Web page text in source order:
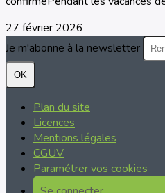
27 février 2026
Je m'abonne à la newsletter
OK
Plan du site
Licences
Mentions légales
CGUV
Paramétrer vos cookies